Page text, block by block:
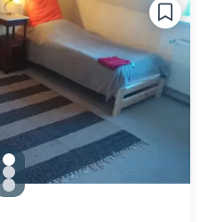
gallery.slide_selector
Zu Slide 1 wechseln
Zu Slide 2 wechseln
Zu Slide 3 wechseln